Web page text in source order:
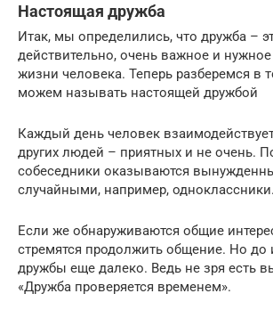
Настоящая дружба
Итак, мы определились, что дружба –
действительно, очень важное и
жизни человека. Теперь разберемся в
можем называть настоящей дружбой
Каждый день человек
других людей – приятных и не очень.
собеседники оказываются
случайными, например, одноклассники.
Если же обнаруживаются общие
стремятся продолжить общение. Но до
дружбы еще далеко. Ведь не зря есть
«Дружба проверяется временем».